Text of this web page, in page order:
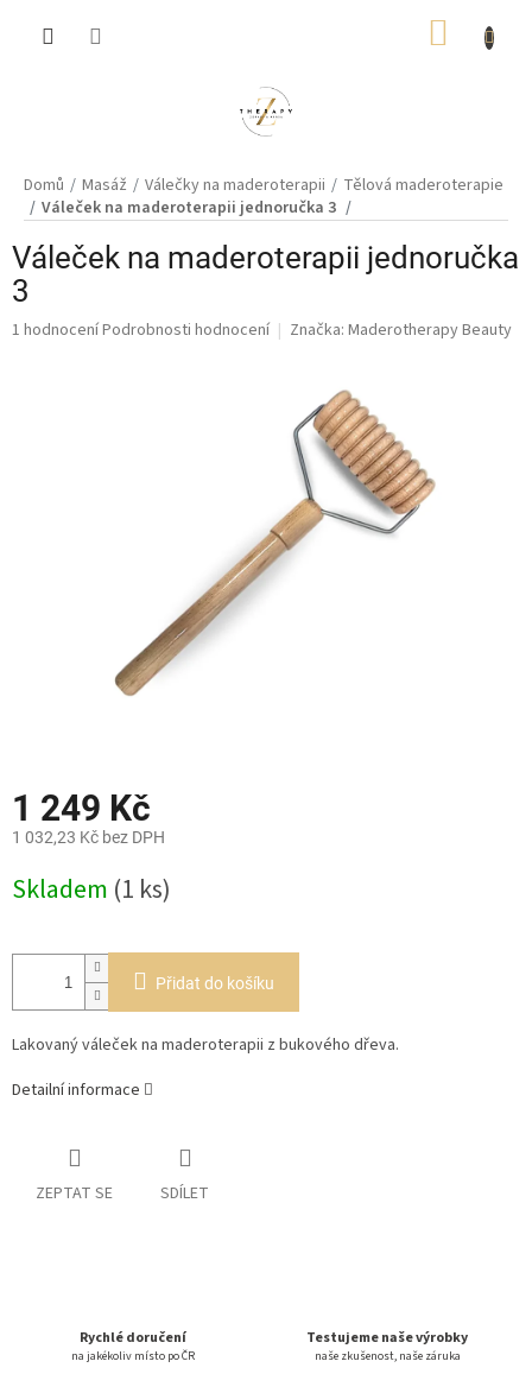
Domů Masáž Válečky na maderoterapii
Tělová maderoterapie
Váleček na maderoterapii jednoručka 3
Váleček na maderoterapii jednoručka
3
Průměrné
1 hodnoceníPodrobnosti hodnocení Značka: Maderotherapy Beauty
1 249 Kč
1 032,23 Kč bez DPH
cena:
Skladem (1 ks)
Přidat do košíku
Lakovaný váleček na maderoterapii z bukového dřeva.
Detailní informace
ZEPTAT SE SDÍLET
Rychlé doručení
na jakékoliv místo po ČR
Testujeme naše výrobky
naše zkušenost, naše záruka